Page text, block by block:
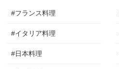
#フランス料理
#イタリア料理
#日本料理